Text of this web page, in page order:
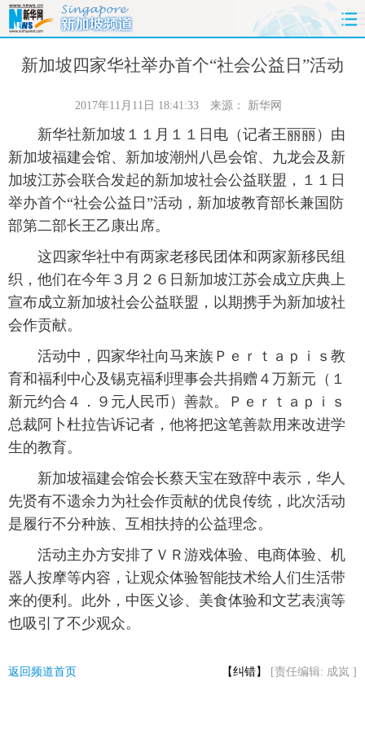
首页 时政 国际 财经
体育 人事
时尚 思客 地方 法治
港澳 台湾 华人 汽车
科技 能源
图片 视频 彩票 食品
旅游 健康 信息化 数据
金融 公益 军事 无人机
富媒体 摄影
新华电视中文 新华电视英文 返回PC
新加坡四家华社举办首个“社会公益日”活动
2017年11月11日 18:41:33 来源： 新华网
新华社新加坡１１月１１日电（记者王丽丽）由
新加坡福建会馆、新加坡潮州八邑会馆、九龙会及新
加坡江苏会联合发起的新加坡社会公益联盟，１１日
举办首个“社会公益日”活动，新加坡教育部长兼国防
部第二部长王乙康出席。
这四家华社中有两家老移民团体和两家新移民组
织，他们在今年３月２６日新加坡江苏会成立庆典上
宣布成立新加坡社会公益联盟，以期携手为新加坡社
会作贡献。
活动中，四家华社向马来族Ｐｅｒｔａｐｉｓ教
育和福利中心及锡克福利理事会共捐赠４万新元（１
新元约合４．９元人民币）善款。Ｐｅｒｔａｐｉｓ
总裁阿卜杜拉告诉记者，他将把这笔善款用来改进学
生的教育。
新加坡福建会馆会长蔡天宝在致辞中表示，华人
先贤有不遗余力为社会作贡献的优良传统，此次活动
是履行不分种族、互相扶持的公益理念。
活动主办方安排了ＶＲ游戏体验、电商体验、机
器人按摩等内容，让观众体验智能技术给人们生活带
来的便利。此外，中医义诊、美食体验和文艺表演等
也吸引了不少观众。
返回频道首页 【纠错】 [责任编辑: 成岚 ]